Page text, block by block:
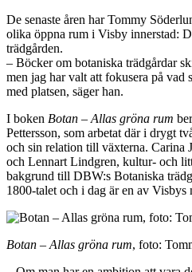
De senaste åren har Tommy
olika öppna rum i Visby innerstad:
trädgården.
– Böcker om botaniska trädgårdar
men jag har valt att fokusera på vad
med platsen, säger han.
I boken Botan – Allas gröna rum
Pettersson, som arbetat där i drygt
och sin relation till växterna. Carina
och Lennart Lindgren, kultur- och
bakgrund till DBW:s Botaniska
1800-talet och i dag är en av Visbys
Botan – Allas gröna rum, foto: